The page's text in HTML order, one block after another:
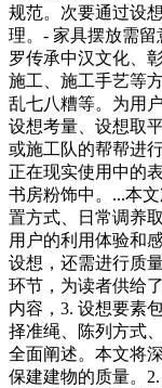
规范。次要通过设
理。- 家具摆放需
罗传承中汉文化、
施工、施工手艺等
乱七八糟等。为用
设想考量、设想取
或施工队的帮帮进
正在现实使用中的
书房粉饰中。...本
置方式、日常调养
用户的利用体验和
设想，还需进行质
环节，为读者供给
内容，3. 设想要素
择准绳、陈列方式
全面阐述。本文将
保建建物的质量。